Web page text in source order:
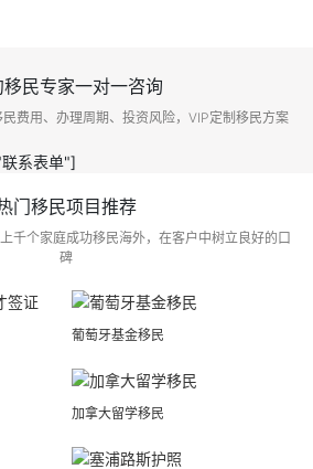
移民专家一对一咨询
费用、办理周期、投资风险，VIP定制移民方案
系表单"]
门移民项目推荐
千个家庭成功移民海外，在客户中树立良好的口
碑
葡萄牙基金移民
加拿大留学移民